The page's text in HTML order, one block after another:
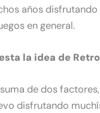
años
en general.
la idea de
de dos
disfrutando